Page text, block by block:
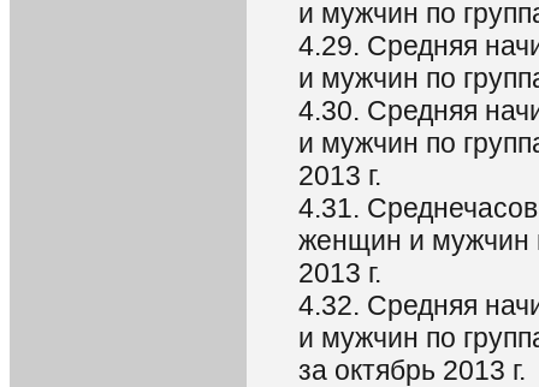
и мужчин по
4.29. Средняя
и мужчин по
4.30. Средняя
и мужчин по
2013 г.
4.31.
женщин и мужчин
2013 г.
4.32. Средняя
и мужчин по
за октябрь 2013 г.